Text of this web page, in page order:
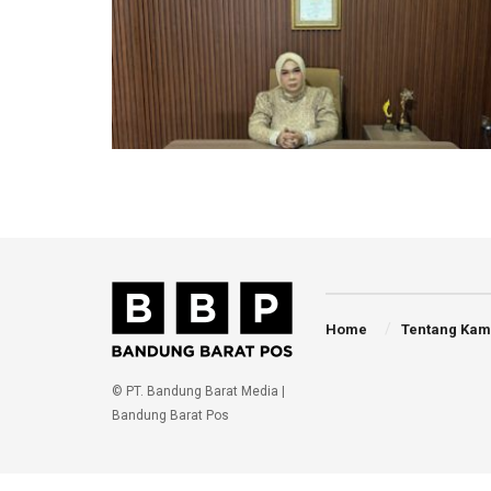
© PT. Bandung Barat Media |
Bandung Barat Pos
Home Tentang